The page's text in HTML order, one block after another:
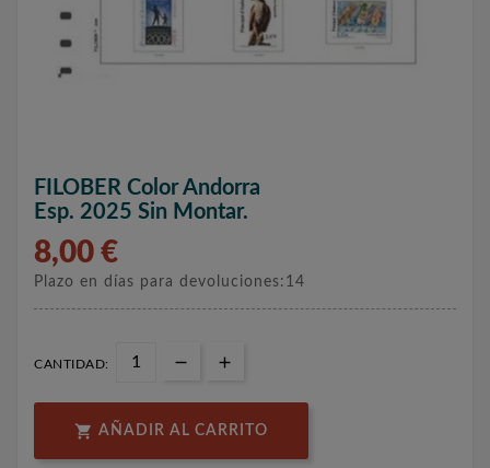
FILOBER Color Andorra
Esp. 2025 Sin Montar.
8,00 €
Plazo en días para devoluciones:14
CANTIDAD:
 AÑADIR AL CARRITO